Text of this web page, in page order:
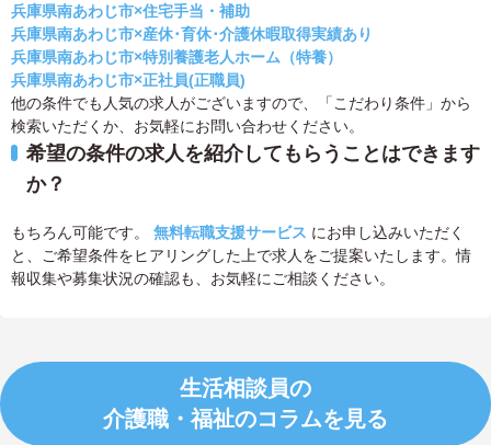
兵庫県南あわじ市×住宅手当・補助
兵庫県南あわじ市×産休･育休･介護休暇取得実績あり
兵庫県南あわじ市×特別養護老人ホーム（特養）
兵庫県南あわじ市×正社員(正職員)
他の条件でも人気の求人がございますので、「こだわり条件」から
検索いただくか、お気軽にお問い合わせください。
希望の条件の求人を紹介してもらうことはできます
か？
もちろん可能です。 無料転職支援サービス にお申し込みいただく
と、ご希望条件をヒアリングした上で求人をご提案いたします。情
報収集や募集状況の確認も、お気軽にご相談ください。
生活相談員の
介護職・福祉のコラムを見る